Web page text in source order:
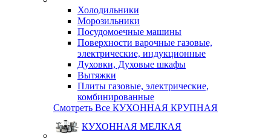
Холодильники
Морозильники
Посудомоечные машины
Поверхности варочные газовые,
электрические, индукционные
Духовки, Духовые шкафы
Вытяжки
Плиты газовые, электрические,
комбинированные
Смотреть Все КУХОННАЯ КРУПНАЯ
КУХОННАЯ МЕЛКАЯ